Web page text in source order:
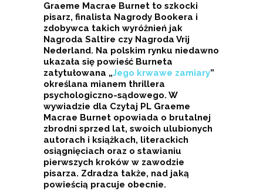
Graeme Macrae Burnet to szkocki
pisarz, finalista Nagrody Bookera i
zdobywca takich wyróżnień jak
Nagroda Saltire czy Nagroda Vrij
Nederland. Na polskim rynku niedawno
ukazała się powieść Burneta
zatytułowana „Jego krwawe zamiary”
określana mianem thrillera
psychologiczno-sądowego. W
wywiadzie dla Czytaj PL Graeme
Macrae Burnet opowiada o brutalnej
zbrodni sprzed lat, swoich ulubionych
autorach i książkach, literackich
osiągnięciach oraz o stawianiu
pierwszych kroków w zawodzie
pisarza. Zdradza także, nad jaką
powieścią pracuje obecnie.